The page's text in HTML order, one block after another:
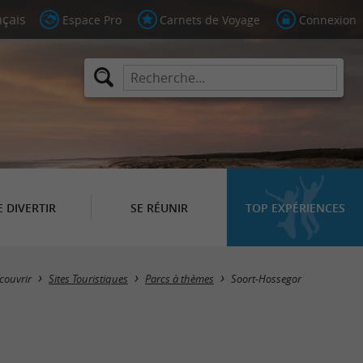
Espace Pro Carnets de Voyage Connexion
DIVERTIR SE RÉUNIR TOP EXPÉRIENCES
Masquer la carte
Sites Touristiques Parcs à thèmes Soort-Hossegor